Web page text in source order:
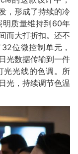
，形成了持续的冷
明质量维持到60年
而大打折扣。还不
位微控制单元，
光数据传输到一件
光光线的色调。所
光，持续调节色温